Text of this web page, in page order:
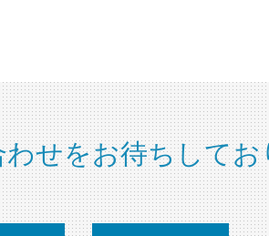
せをお待ちしてお